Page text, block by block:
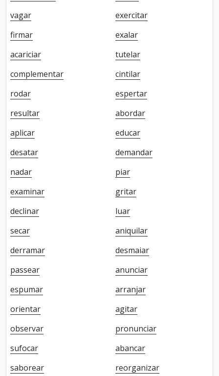
vagar
exercitar
firmar
exalar
acariciar
tutelar
complementar
cintilar
rodar
espertar
resultar
abordar
aplicar
educar
desatar
demandar
nadar
piar
examinar
gritar
declinar
luar
secar
aniquilar
derramar
desmaiar
passear
anunciar
espumar
arranjar
orientar
agitar
observar
pronunciar
sufocar
abancar
saborear
reorganizar